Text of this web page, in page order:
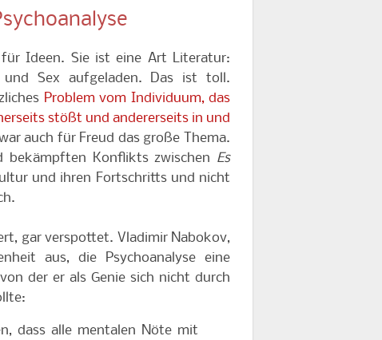
Ideen. Sie ist eine Art Literatur:
Sex aufgeladen. Das ist toll.
Problem vom Individuum, das
stößt und andererseits in und
auch für Freud das große Thema.
bekämpften Konflikts zwischen Es
und ihren Fortschritts und nicht
gar verspottet. Vladimir Nabokov,
aus, die Psychoanalyse eine
der er als Genie sich nicht durch
dass alle mentalen Nöte mit